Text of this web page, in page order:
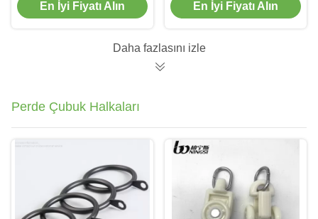
İçin Bitiyor
En İyi Fiyatı Alın
Direği Sonu
En İyi Fiyatı Alın
Daha fazlasını izle
Perde Çubuk Halkaları